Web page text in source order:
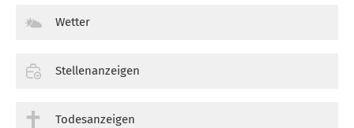
Wetter
Stellenanzeigen
Todesanzeigen